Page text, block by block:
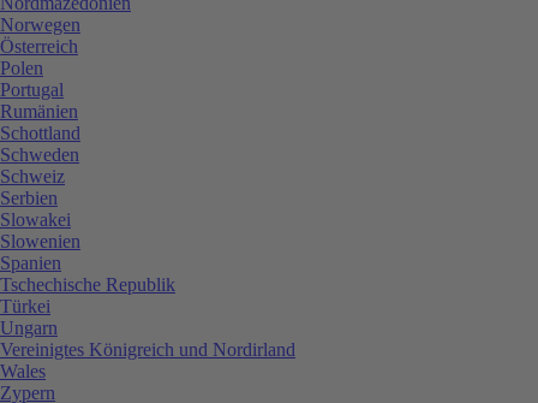
Norwegen
Österreich
Polen
Portugal
Rumänien
Schottland
Schweden
Schweiz
Serbien
Slowakei
Slowenien
Spanien
Tschechische Republik
Türkei
Ungarn
Vereinigtes Königreich und Nordirland
Wales
Zypern